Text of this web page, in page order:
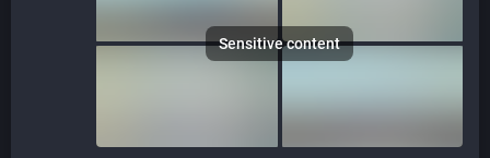
Sensitive content